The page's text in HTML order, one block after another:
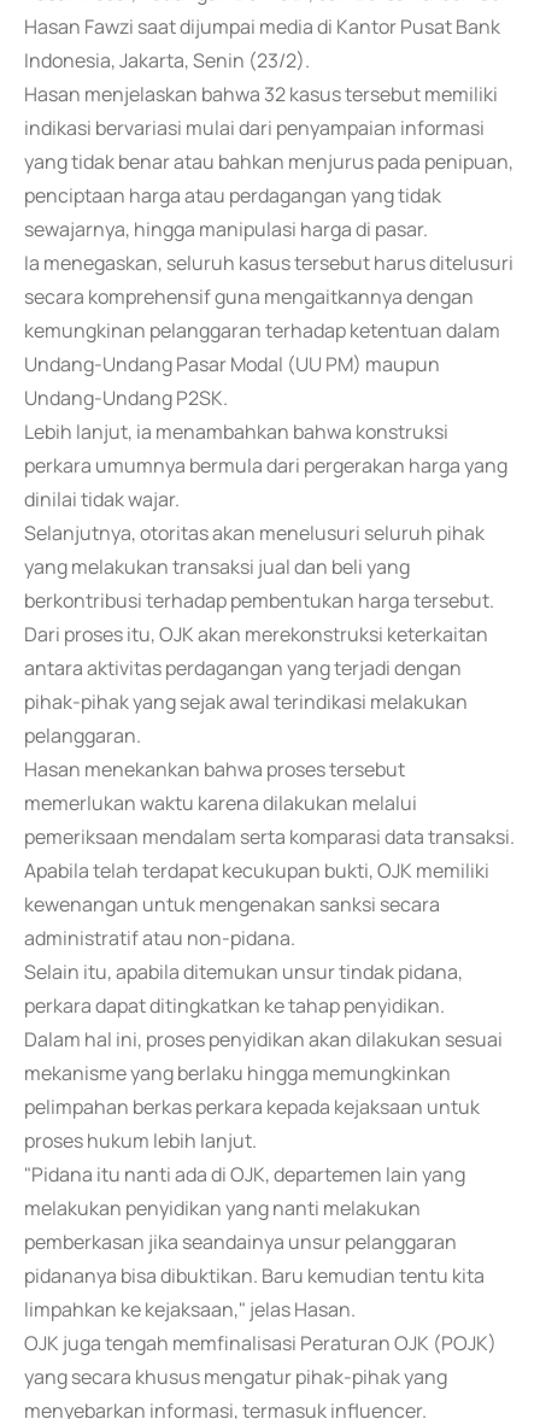
Hasan Fawzi saat dijumpai media di Kantor Pusat Bank
Indonesia, Jakarta, Senin (23/2).
Hasan menjelaskan bahwa 32 kasus tersebut memiliki
indikasi bervariasi mulai dari penyampaian informasi
yang tidak benar atau bahkan menjurus pada penipuan,
penciptaan harga atau perdagangan yang tidak
sewajarnya, hingga manipulasi harga di pasar.
Ia menegaskan, seluruh kasus tersebut harus ditelusuri
secara komprehensif guna mengaitkannya dengan
kemungkinan pelanggaran terhadap ketentuan dalam
Undang-Undang Pasar Modal (UU PM) maupun
Undang-Undang P2SK.
Lebih lanjut, ia menambahkan bahwa konstruksi
perkara umumnya bermula dari pergerakan harga yang
dinilai tidak wajar.
Selanjutnya, otoritas akan menelusuri seluruh pihak
yang melakukan transaksi jual dan beli yang
berkontribusi terhadap pembentukan harga tersebut.
Dari proses itu, OJK akan merekonstruksi keterkaitan
antara aktivitas perdagangan yang terjadi dengan
pihak-pihak yang sejak awal terindikasi melakukan
pelanggaran.
Hasan menekankan bahwa proses tersebut
memerlukan waktu karena dilakukan melalui
pemeriksaan mendalam serta komparasi data transaksi.
Apabila telah terdapat kecukupan bukti, OJK memiliki
kewenangan untuk mengenakan sanksi secara
administratif atau non-pidana.
Selain itu, apabila ditemukan unsur tindak pidana,
perkara dapat ditingkatkan ke tahap penyidikan.
Dalam hal ini, proses penyidikan akan dilakukan sesuai
mekanisme yang berlaku hingga memungkinkan
pelimpahan berkas perkara kepada kejaksaan untuk
proses hukum lebih lanjut.
"Pidana itu nanti ada di OJK, departemen lain yang
melakukan penyidikan yang nanti melakukan
pemberkasan jika seandainya unsur pelanggaran
pidananya bisa dibuktikan. Baru kemudian tentu kita
limpahkan ke kejaksaan," jelas Hasan.
OJK juga tengah memfinalisasi Peraturan OJK (POJK)
yang secara khusus mengatur pihak-pihak yang
menyebarkan informasi, termasuk influencer.